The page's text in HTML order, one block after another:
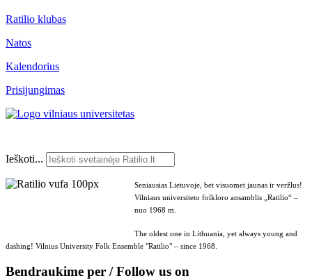
Ratilio klubas
Natos
Kalendorius
Prisijungimas
Ieškoti...
Seniausias Lietuvoje, bet visuomet jaunas ir veržlus!
Vilniaus universiteto folkloro ansamblis „Ratilio“ –
nuo 1968 m.
The oldest one in Lithuania, yet always young and
dashing! Vilnius University Folk Ensemble "Ratilio" – since 1968.
Bendraukime per / Follow us on